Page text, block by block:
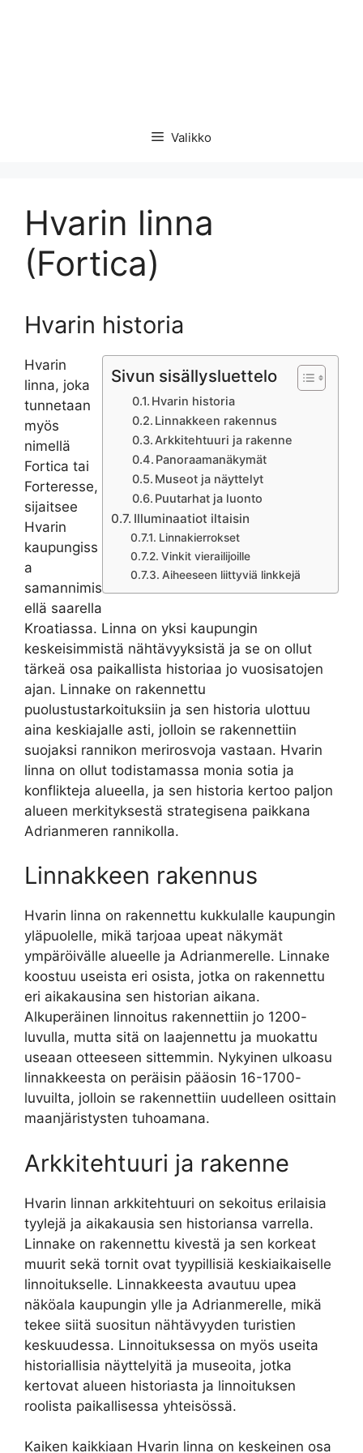
Valikko
Hvarin linna
(Fortica)
Hvarin historia
Sivun sisällysluettelo
Hvarin historia
Linnakkeen rakennus
Arkkitehtuuri ja rakenne
Panoraamanäkymät
Museot ja näyttelyt
Puutarhat ja luonto
Illuminaatiot iltaisin
Linnakierrokset
Vinkit vierailijoille
Aiheeseen liittyviä linkkejä
Hvarin
linna, joka
tunnetaan
myös
nimellä
Fortica tai
Forteresse,
sijaitsee
Hvarin
kaupungiss
a
samannimis
ellä saarella
Kroatiassa. Linna on yksi kaupungin
keskeisimmistä nähtävyyksistä ja se on ollut
tärkeä osa paikallista historiaa jo vuosisatojen
ajan. Linnake on rakennettu
puolustustarkoituksiin ja sen historia ulottuu
aina keskiajalle asti, jolloin se rakennettiin
suojaksi rannikon merirosvoja vastaan. Hvarin
linna on ollut todistamassa monia sotia ja
konflikteja alueella, ja sen historia kertoo paljon
alueen merkityksestä strategisena paikkana
Adrianmeren rannikolla.
Linnakkeen rakennus
Hvarin linna on rakennettu kukkulalle kaupungin
yläpuolelle, mikä tarjoaa upeat näkymät
ympäröivälle alueelle ja Adrianmerelle. Linnake
koostuu useista eri osista, jotka on rakennettu
eri aikakausina sen historian aikana.
Alkuperäinen linnoitus rakennettiin jo 1200-
luvulla, mutta sitä on laajennettu ja muokattu
useaan otteeseen sittemmin. Nykyinen ulkoasu
linnakkeesta on peräisin pääosin 16-1700-
luvuilta, jolloin se rakennettiin uudelleen osittain
maanjäristysten tuhoamana.
Arkkitehtuuri ja rakenne
Hvarin linnan arkkitehtuuri on sekoitus erilaisia
tyylejä ja aikakausia sen historiansa varrella.
Linnake on rakennettu kivestä ja sen korkeat
muurit sekä tornit ovat tyypillisiä keskiaikaiselle
linnoitukselle. Linnakkeesta avautuu upea
näköala kaupungin ylle ja Adrianmerelle, mikä
tekee siitä suositun nähtävyyden turistien
keskuudessa. Linnoituksessa on myös useita
historiallisia näyttelyitä ja museoita, jotka
kertovat alueen historiasta ja linnoituksen
roolista paikallisessa yhteisössä.
Kaiken kaikkiaan Hvarin linna on keskeinen osa